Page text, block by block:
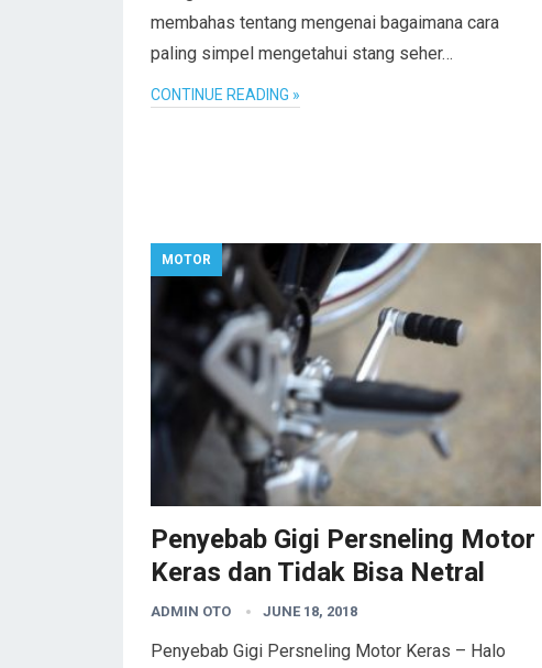
membahas tentang mengenai bagaimana cara
paling simpel mengetahui stang seher…
CONTINUE READING »
MOTOR
Penyebab Gigi Persneling Motor
Keras dan Tidak Bisa Netral
ADMIN OTO JUNE 18, 2018
Penyebab Gigi Persneling Motor Keras – Halo